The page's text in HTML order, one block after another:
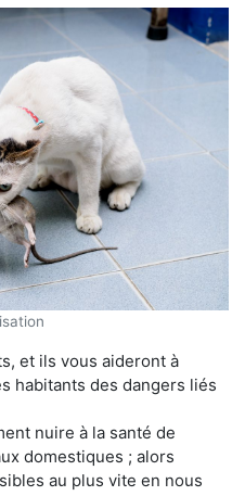
et ils vous aideront à
habitants des dangers liés
nuire à la santé de
domestiques ; alors
au plus vite en nous